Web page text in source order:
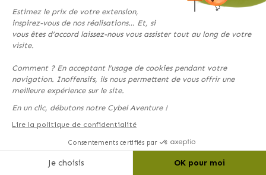
Intégrer son extension à sa maison
Afin d’intégrer l’extension avec le bâti existant, il était essentiel de
reprendre des aspects architecturaux similaires. La maison des
créer un soubassement en parpaing. Ainsi, le faitage de l’extension
est de la même hauteur que celui de l’existant. L’extension créée
dans la continuité de la maison s’accorde très bien avec son bardage
Estimez le prix de votre extension,
inspirez-vous de nos réalisations… Et, si
vous êtes d’accord laissez-nous vous assister tout au long de votre
visite.
Comment ? En acceptant l’usage de cookies pendant votre
navigation. Inoffensifs, ils nous permettent de vous offrir une
meilleure expérience sur le site.
En un clic, débutons notre Cybel Aventure !
Lire la politique de confidentialité
Consentements certifiés par
Je choisis OK pour moi